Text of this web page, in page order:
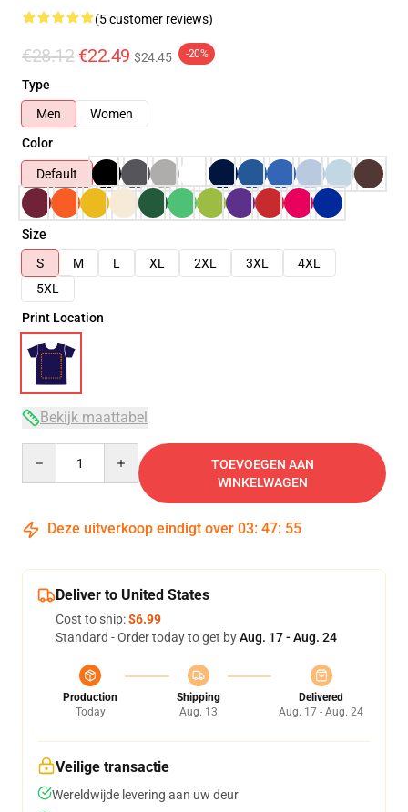
(5 customer reviews)
€28.12 €22.49 $24.45 -20%
Type
Men
Women
Color
Default
Size
S
M L XL 2XL 3XL
4XL
5XL
Print Location
Bekijk maattabel
TOEVOEGEN AAN
WINKELWAGEN
Deze uitverkoop eindigt over 03: 47: 54
Deliver to United States
Cost to ship:$6.99
Standard - Order today to get byAug. 17 - Aug. 24
Production
Today
Shipping
Aug. 13
Delivered
Aug. 17 - Aug. 24
Veilige transactie
Wereldwijde levering aan uw deur